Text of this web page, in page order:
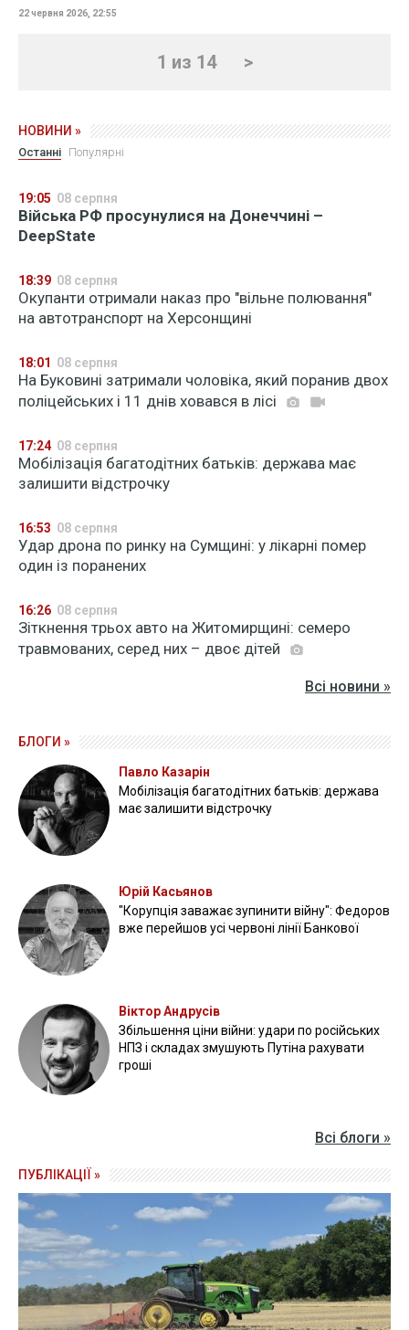
22 червня 2026, 22:55
1 из 14 >
НОВИНИ »
Останні Популярні
19:05 08 серпня
Війська РФ просунулися на Донеччині –
DeepState
18:39 08 серпня
Окупанти отримали наказ про "вільне полювання"
на автотранспорт на Херсонщині
18:01 08 серпня
На Буковині затримали чоловіка, який поранив двох
поліцейських і 11 днів ховався в лісі
17:24 08 серпня
Мобілізація багатодітних батьків: держава має
залишити відстрочку
16:53 08 серпня
Удар дрона по ринку на Сумщині: у лікарні помер
один із поранених
16:26 08 серпня
Зіткнення трьох авто на Житомирщині: семеро
травмованих, серед них – двоє дітей
Всі новини »
БЛОГИ »
Павло Казарін
Мобілізація багатодітних батьків: держава
має залишити відстрочку
Юрій Касьянов
"Корупція заважає зупинити війну": Федоров
вже перейшов усі червоні лінії Банкової
Віктор Андрусів
Збільшення ціни війни: удари по російських
НПЗ і складах змушують Путіна рахувати
гроші
Всі блоги »
ПУБЛІКАЦІЇ »